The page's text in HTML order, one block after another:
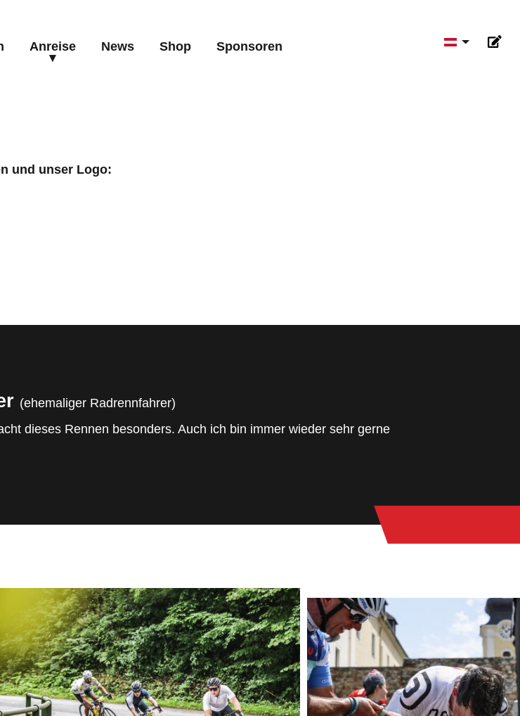
Anreise News Shop Sponsoren
Sprache
und unser Logo:
(ehemaliger Radrennfahrer)
dieses Rennen besonders. Auch ich bin immer wieder sehr gerne